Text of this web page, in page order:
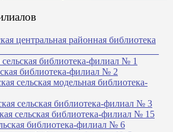
центральная районная библиотека
библиотека-филиал № 1
библиотека-филиал № 2
сельская модельная библиотека-
сельская библиотека-филиал № 3
сельская библиотека-филиал № 15
библиотека-филиал № 6